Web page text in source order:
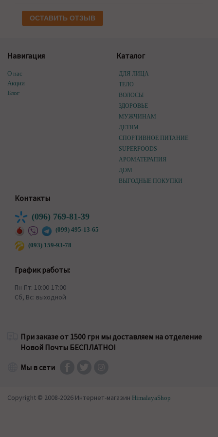
ОСТАВИТЬ ОТЗЫВ
Навигация
О нас
Акции
Блог
Каталог
ДЛЯ ЛИЦА
ТЕЛО
ВОЛОСЫ
ЗДОРОВЬЕ
МУЖЧИНАМ
ДЕТЯМ
СПОРТИВНОЕ ПИТАНИЕ
SUPERFOODS
АРОМАТЕРАПИЯ
ДОМ
ВЫГОДНЫЕ ПОКУПКИ
Контакты
(096) 769-81-39
(099) 495-13-65
(093) 159-93-78
График работы:
Пн-Пт: 10:00-17:00
Сб, Вс: выходной
При заказе от 1500 грн мы доставляем на отделение
Новой Почты БЕСПЛАТНО!
Мы в сети
Copyright © 2008-2026 Интернет-магазин HimalayaShop